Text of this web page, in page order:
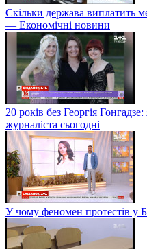
Скільки держава виплатить
— Економічні новини
20 років без Георгія
журналіста сьогодні
У чому феномен протестів у